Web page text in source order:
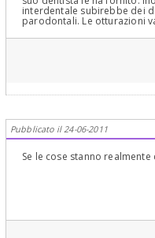
due otturazioni vanno
controllate e nel caso
Parodontologia,
Completa in Casi Clinici
interdentale subirebbe dei
parodontali. Le otturazioni
Pubblicato il 24-06-2011
Se le cose stanno